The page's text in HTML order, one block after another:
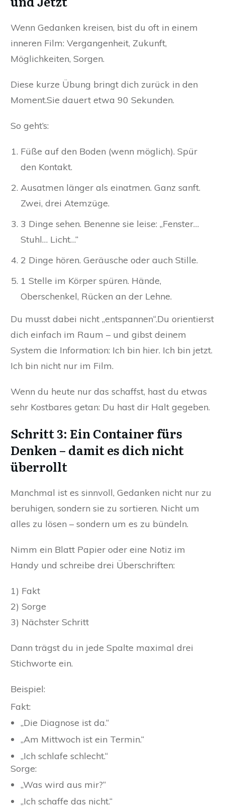
Wenn Gedanken kreisen, bist du oft in einem
inneren Film: Vergangenheit, Zukunft,
Möglichkeiten, Sorgen.
Diese kurze Übung bringt dich zurück in den
Moment.Sie dauert etwa 90 Sekunden.
So geht’s:
Füße auf den Boden (wenn möglich). Spür
den Kontakt.
Ausatmen länger als einatmen. Ganz sanft.
Zwei, drei Atemzüge.
3 Dinge sehen. Benenne sie leise: „Fenster…
Stuhl… Licht…“
2 Dinge hören. Geräusche oder auch Stille.
1 Stelle im Körper spüren. Hände,
Oberschenkel, Rücken an der Lehne.
Du musst dabei nicht „entspannen“.Du orientierst
dich einfach im Raum – und gibst deinem
System die Information: Ich bin hier. Ich bin jetzt.
Ich bin nicht nur im Film.
Wenn du heute nur das schaffst, hast du etwas
sehr Kostbares getan: Du hast dir Halt gegeben.
Schritt 3: Ein Container fürs
Denken – damit es dich nicht
überrollt
Manchmal ist es sinnvoll, Gedanken nicht nur zu
beruhigen, sondern sie zu sortieren. Nicht um
alles zu lösen – sondern um es zu bündeln.
Nimm ein Blatt Papier oder eine Notiz im
Handy und schreibe drei Überschriften:
1) Fakt
2) Sorge
3) Nächster Schritt
Dann trägst du in jede Spalte maximal drei
Stichworte ein.
Beispiel:
Fakt:
„Die Diagnose ist da.“
„Am Mittwoch ist ein Termin.“
„Ich schlafe schlecht.“
Sorge:
„Was wird aus mir?“
„Ich schaffe das nicht.“